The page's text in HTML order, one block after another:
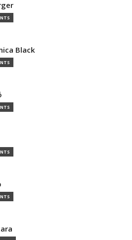
Black